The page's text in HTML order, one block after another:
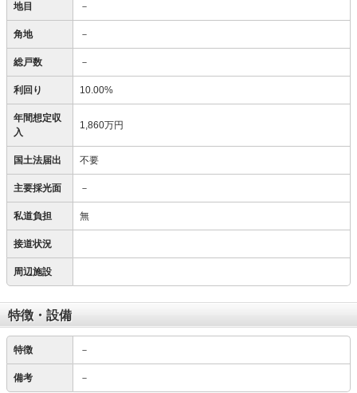
地目 －
角地 －
総戸数 －
利回り 10.00%
年間想定収
入
1,860万円
国土法届出 不要
主要採光面 －
私道負担 無
接道状況
周辺施設
特徴・設備
特徴 －
備考 －